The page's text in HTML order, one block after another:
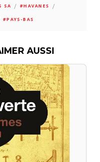
SA / #HAVANES /
#PAYS-BAS
AUSSI